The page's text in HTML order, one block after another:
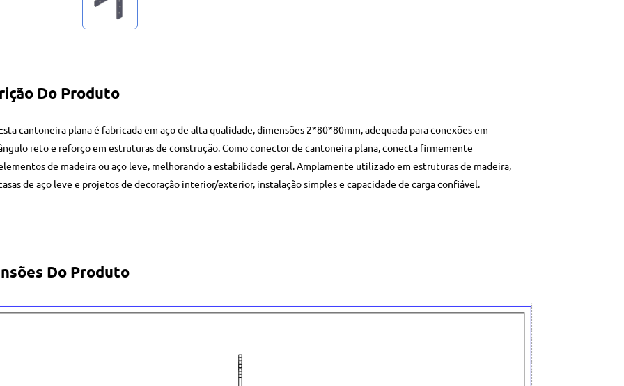
Do Produto
cantoneira plana é fabricada em aço de alta qualidade, dimensões 2*80*80mm, adequada para conexões em
reto e reforço em estruturas de construção. Como conector de cantoneira plana, conecta firmemente
de madeira ou aço leve, melhorando a estabilidade geral. Amplamente utilizado em estruturas de madeira,
de aço leve e projetos de decoração interior/exterior, instalação simples e capacidade de carga confiável.
Do Produto